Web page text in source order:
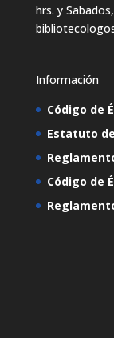
hrs. y
Información
Código de
Estatuto
Código de